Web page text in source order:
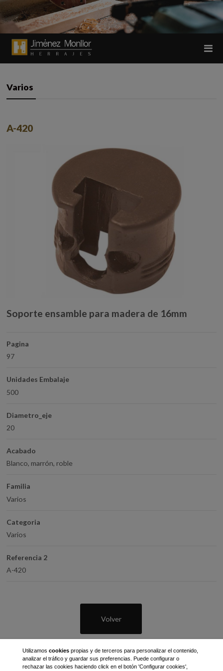
Varios
A-420
Soporte ensamble para madera de 16mm
Pagina
97
Unidades Embalaje
500
Diametro_eje
20
Acabado
Blanco, marrón, roble
Familia
Varios
Categoria
Varios
Referencia 2
A-420
Volver
Utilizamos cookiespropias y de terceros para personalizar el contenido,
analizar el tráfico y guardar sus preferencias. Puede configurar o
rechazar las cookies haciendo click en el botón 'Configurar cookies',